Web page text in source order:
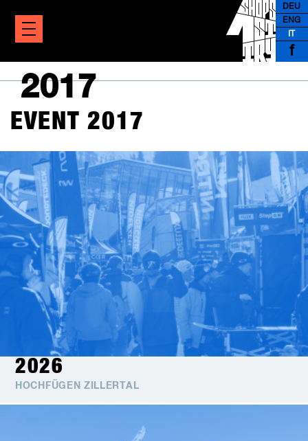
DEU
ENG
f
2017
EVENT 2017
2026
HOCHFÜGEN ZILLERTAL